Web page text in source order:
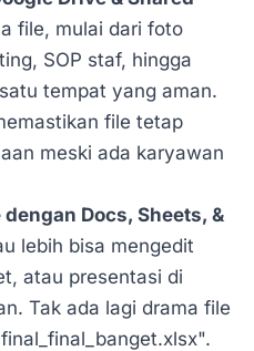
file, mulai dari foto
SOP staf, hingga
tempat yang aman.
file tetap
meski ada karyawan
Docs, Sheets, &
lebih bisa mengedit
atau presentasi di
Tak ada lagi drama file